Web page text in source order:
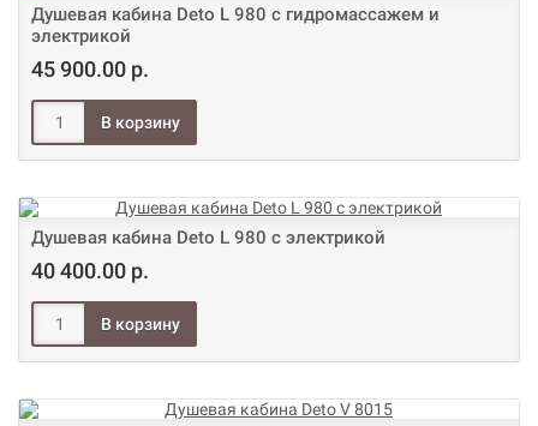
Душевая кабина Deto L 980 с гидромассажем и
электрикой
45 900.00 р.
Душевая кабина Deto L 980 с электрикой
40 400.00 р.